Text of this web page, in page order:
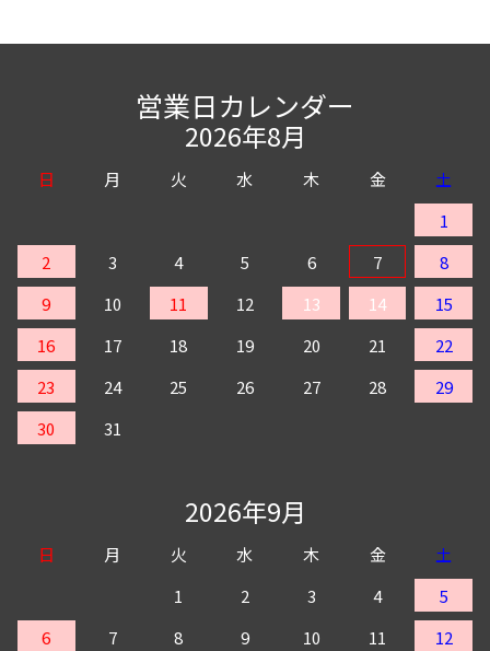
営業日カレンダー
2026年8月
日 月 火 水 木 金
土
1
2
3 4 5 6 7
8
9
10 11 12 13 14
15
16
17 18 19 20 21
22
23
24 25 26 27 28
29
30
31
2026年9月
日 月 火 水 木 金
土
1
2 3 4
5
6
7 8 9 10 11
12